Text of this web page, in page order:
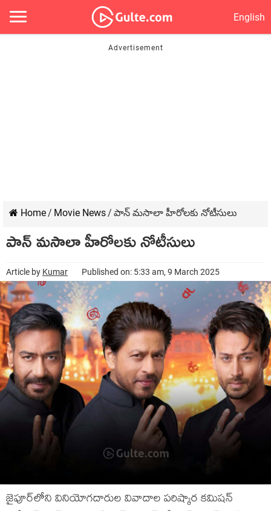
English
Home/ Movie News/ పాన్ మసాలా హీరోలకు నోటీసులు
పాన్ మసాలా హీరోలకు నోటీసులు
Article by Kumar Published on: 5:33 am, 9 March 2025
జైపూర్‌లోని వినియోగదారుల వివాదాల పరిష్కార కమిషన్